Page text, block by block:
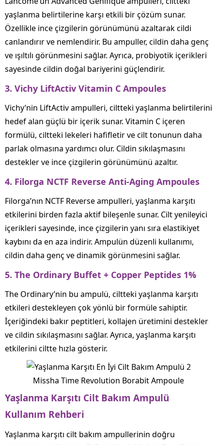
yaşlanma belirtilerine karşı etkili bir çözüm sunar.
Özellikle ince çizgilerin görünümünü azaltarak cildi
canlandırır ve nemlendirir. Bu ampuller, cildin daha genç
ve ışıltılı görünmesini sağlar. Ayrıca, probiyotik içerikleri
sayesinde cildin doğal bariyerini güçlendirir.
3. Vichy LiftActiv Vitamin C Ampoules
Vichy’nin LiftActiv ampulleri, ciltteki yaşlanma belirtilerini
hedef alan güçlü bir içerik sunar. Vitamin C içeren
formülü, ciltteki lekeleri hafifletir ve cilt tonunun daha
parlak olmasına yardımcı olur. Cildin sıkılaşmasını
destekler ve ince çizgilerin görünümünü azaltır.
4. Filorga NCTF Reverse Anti-Aging Ampoules
Filorga’nın NCTF Reverse ampulleri, yaşlanma karşıtı
etkilerini birden fazla aktif bileşenle sunar. Cilt yenileyici
içerikleri sayesinde, ince çizgilerin yanı sıra elastikiyet
kaybını da en aza indirir. Ampulün düzenli kullanımı,
cildin daha genç ve dinamik görünmesini sağlar.
5. The Ordinary Buffet + Copper Peptides 1%
The Ordinary’nin bu ampulü, ciltteki yaşlanma karşıtı
etkileri destekleyen çok yönlü bir formüle sahiptir.
İçeriğindeki bakır peptitleri, kollajen üretimini destekler
ve cildin sıkılaşmasını sağlar. Ayrıca, yaşlanma karşıtı
etkilerini ciltte hızla gösterir.
Missha Time Revolution Borabit Ampoule
Yaşlanma Karşıtı Cilt Bakım Ampulü
Kullanım Rehberi
Yaşlanma karşıtı cilt bakım ampullerinin doğru